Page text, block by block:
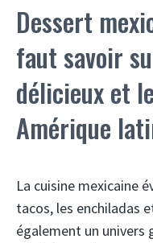
Dessert
faut savoir
délicieux et
Amérique
La cuisine mexicaine
tacos, les enchiladas
également un univers